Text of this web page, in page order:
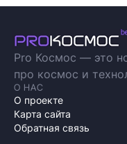
Pro Космос — это
про космос и
О НАС
О проекте
Карта сайта
Обратная связь